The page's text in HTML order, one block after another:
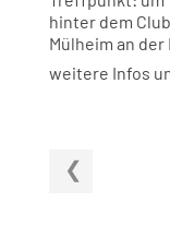
hinter dem
Mülheim an der
weitere Infos